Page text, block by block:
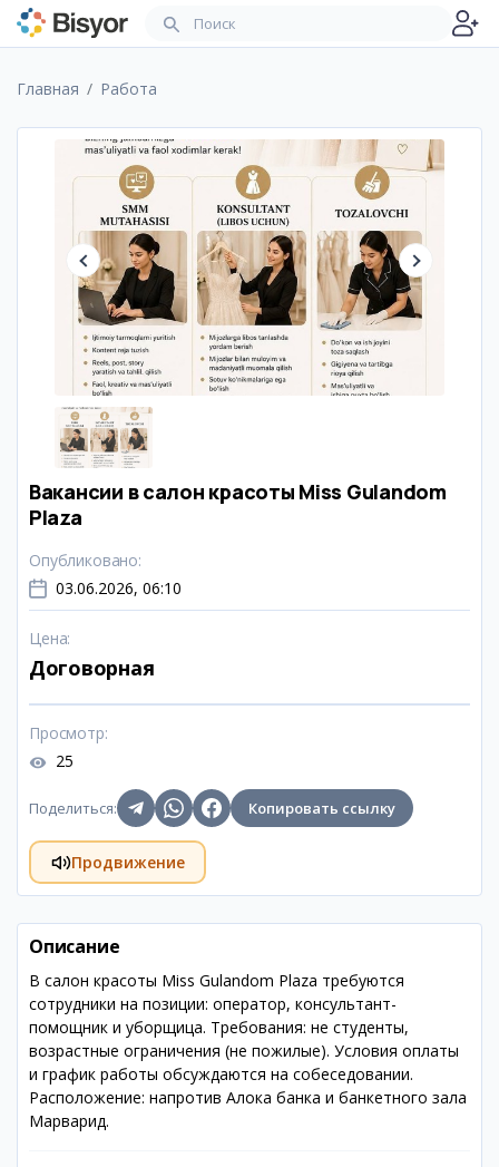
Главная Работа
Вакансии в салон красоты Miss Gulandom
Plaza
Опубликовано:
03.06.2026, 06:10
Цена:
Договорная
Просмотр:
25
Поделиться: Копировать ссылку
Продвижение
Описание
В салон красоты Miss Gulandom Plaza требуются
сотрудники на позиции: оператор, консультант-
помощник и уборщица. Требования: не студенты,
возрастные ограничения (не пожилые). Условия оплаты
и график работы обсуждаются на собеседовании.
Расположение: напротив Алока банка и банкетного зала
Марварид.